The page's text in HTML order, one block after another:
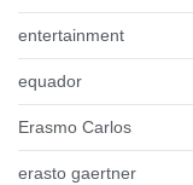
entertainment
equador
Erasmo Carlos
erasto gaertner